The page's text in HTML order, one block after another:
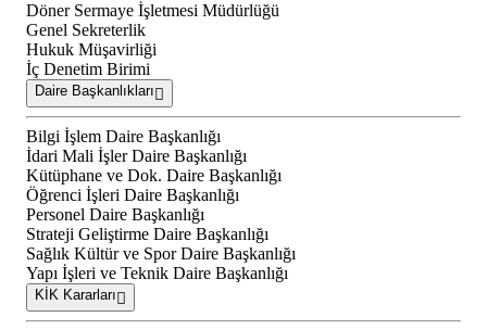
Döner Sermaye İşletmesi Müdürlüğü
Genel Sekreterlik
Hukuk Müşavirliği
İç Denetim Birimi
Daire Başkanlıkları
Bilgi İşlem Daire Başkanlığı
İdari Mali İşler Daire Başkanlığı
Kütüphane ve Dok. Daire Başkanlığı
Öğrenci İşleri Daire Başkanlığı
Personel Daire Başkanlığı
Strateji Geliştirme Daire Başkanlığı
Sağlık Kültür ve Spor Daire Başkanlığı
Yapı İşleri ve Teknik Daire Başkanlığı
KİK Kararları